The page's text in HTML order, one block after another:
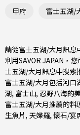
甲府 富士五湖/
請從富士五湖/大月訊息
利用SAVOR JAPAN，
士五湖/大月訊息中搜索
富士五湖/大月包括河口
湖, 富士山, 忍野八海的
富士五湖/大月推薦的料
生魚片 , 天婦羅, 懷石/宴